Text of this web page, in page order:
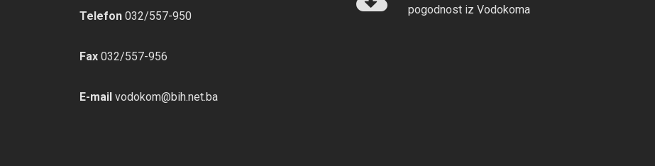
Telefon 032/557-950
Fax 032/557-956
E-mail vodokom@bih.net.ba
pogodnost iz Vodokoma